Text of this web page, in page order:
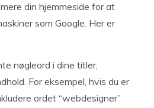
din hjemmeside for at
som Google. Her er
nøgleord i dine titler,
For eksempel, hvis du er
ordet “webdesigner”